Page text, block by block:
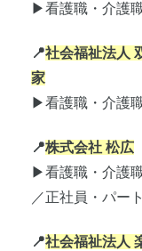
▶看護職・介護
📍社会福祉法人
家
▶看護職・介護
📍株式会社 松広
▶看護職・介護
／正社員・パート
📍社会福祉法人